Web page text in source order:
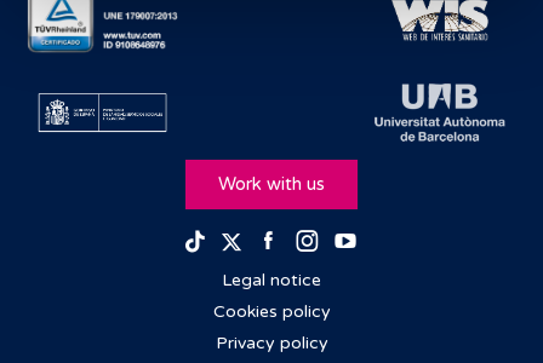
Work with us
TikTokTwitterFacebook
Instagram
Legal notice
Cookies policy
Privacy policy